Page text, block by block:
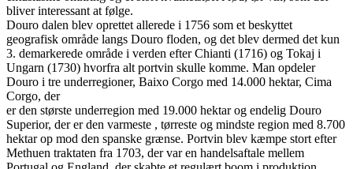
bliver interessant at følge.
Douro dalen blev oprettet allerede i 1756 som et beskyttet
geografisk område langs Douro floden, og det blev dermed det kun
3. demarkerede område i verden efter Chianti (1716) og Tokaj i
Ungarn (1730) hvorfra alt portvin skulle komme. Man opdeler
Douro i tre underregioner, Baixo Corgo med 14.000 hektar, Cima
Corgo, der
er den største underregion med 19.000 hektar og endelig Douro
Superior, der er den varmeste , tørreste og mindste region med 8.700
hektar op mod den spanske grænse. Portvin blev kæmpe stort efter
Methuen traktaten fra 1703, der var en handelsaftale mellem